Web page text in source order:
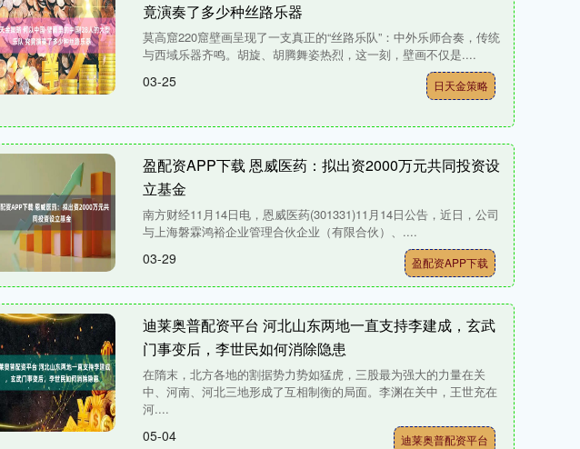
竟演奏了多少种丝路乐器
莫高窟220窟壁画呈现了一支真正的“丝路乐队”：中外乐师合奏，传统
与西域乐器齐鸣。胡旋、胡腾舞姿热烈，这一刻，壁画不仅是....
03-25 日天金策略
盈配资APP下载 恩威医药：拟出资2000万元共同投资设
立基金
南方财经11月14日电，恩威医药(301331)11月14日公告，近日，公司
与上海磐霖鸿裕企业管理合伙企业（有限合伙）、....
03-29 盈配资APP下载
迪莱奥普配资平台 河北山东两地一直支持李建成，玄武
门事变后，李世民如何消除隐患
在隋末，北方各地的割据势力势如猛虎，三股最为强大的力量在关
中、河南、河北三地形成了互相制衡的局面。李渊在关中，王世充在
河....
05-04 迪莱奥普配资平台